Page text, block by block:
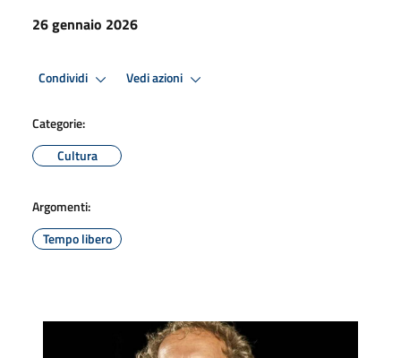
26 gennaio 2026
Condividi Vedi azioni
Categorie:
Cultura
Argomenti:
Tempo libero